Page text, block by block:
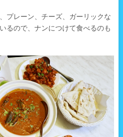
プレーン、チーズ、ガーリックな
るので、ナンにつけて食べるのも